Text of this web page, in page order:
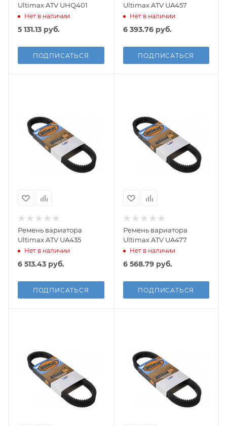
Ultimax ATV UHQ401
Нет в наличии
5 131.13 руб.
ПОДПИСАТЬСЯ
Ultimax ATV UA457
Нет в наличии
6 393.76руб.
ПОДПИСАТЬСЯ
Ремень вариатора
Ultimax ATV UA435
Нет в наличии
6 513.43 руб.
ПОДПИСАТЬСЯ
Ремень вариатора
Ultimax ATV UA477
Нет в наличии
6 568.79руб.
ПОДПИСАТЬСЯ